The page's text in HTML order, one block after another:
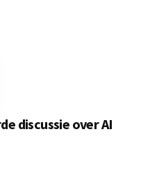
discussie over AI